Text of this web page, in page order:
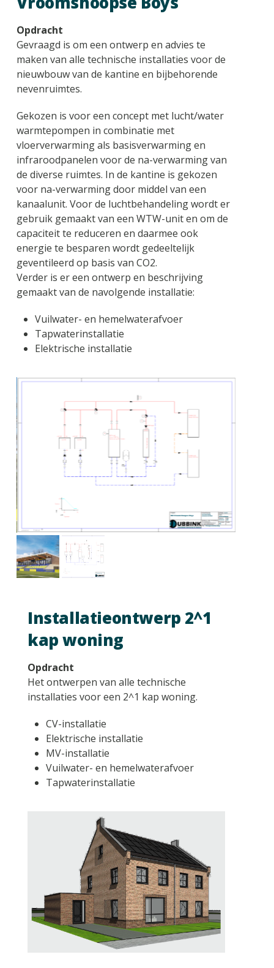
Opdracht
Gevraagd is om een ontwerp en advies te
maken van alle technische installaties voor de
nieuwbouw van de kantine en bijbehorende
nevenruimtes.
Gekozen is voor een concept met lucht/water
warmtepompen in combinatie met
vloerverwarming als basisverwarming en
infraroodpanelen voor de na-verwarming van
de diverse ruimtes. In de kantine is gekozen
voor na-verwarming door middel van een
kanaalunit. Voor de luchtbehandeling wordt er
gebruik gemaakt van een WTW-unit en om de
capaciteit te reduceren en daarmee ook
energie te besparen wordt gedeeltelijk
geventileerd op basis van CO2.
Verder is er een ontwerp en beschrijving
gemaakt van de navolgende installatie:
Vuilwater- en hemelwaterafvoer
Tapwaterinstallatie
Elektrische installatie
Installatieontwerp 2^1
kap woning
Opdracht
Het ontwerpen van alle technische
installaties voor een 2^1 kap woning.
CV-installatie
Elektrische installatie
MV-installatie
Vuilwater- en hemelwaterafvoer
Tapwaterinstallatie